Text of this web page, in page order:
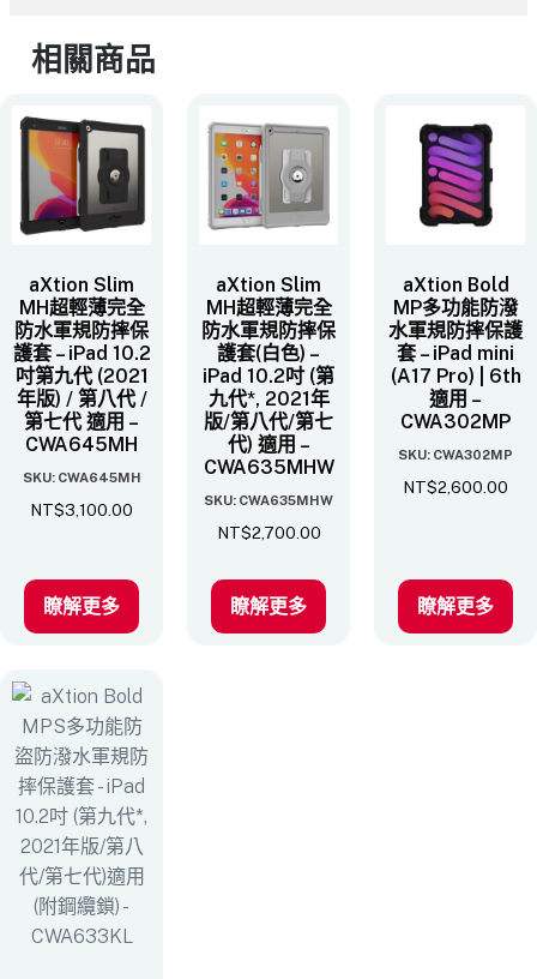
相關商品
aXtion Slim
MH超輕薄完全
防水軍規防摔保
護套 – iPad 10.2
吋第九代 (2021
年版) / 第八代 /
第七代 適用 –
CWA645MH
SKU: CWA645MH
NT$3,100.00
瞭解更多
aXtion Slim
MH超輕薄完全
防水軍規防摔保
護套(白色) –
iPad 10.2吋 (第
九代*, 2021年
版/第八代/第七
代)​ 適用 –
CWA635MHW
SKU: CWA635MHW
NT$2,700.00
瞭解更多
aXtion Bold
MP多功能防潑
水軍規防摔保護
套 – iPad mini
(A17 Pro) | 6th
適用 –
CWA302MP
SKU: CWA302MP
NT$2,600.00
瞭解更多